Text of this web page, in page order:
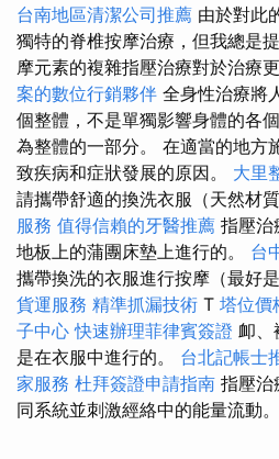
台南地區清潔公司推薦 由於對此
獨特的脊椎按摩治療，但我總是
摩元素的複雜指壓治療對於治療
案的數位行銷夥伴 全身性治療將
個整體，不是單獨影響身體的各
為整體的一部分。 在適當的地方
致疾病和症狀發展的原因。 大里
請攜帶舒適的換洗衣服（天然材
服務 值得信賴的牙醫推薦 指壓治
地板上的蒲團床墊上進行的。 台
攜帶換洗的衣服進行按摩（最好
貨運服務 精準抓漏技術 T 塔位價
子中心 快速辦理菲律賓簽證 卹、
是在衣服中進行的。 台北記帳士
家服務 杜拜簽證申請指南 指壓治
同系統並刺激經絡中的能量流動。